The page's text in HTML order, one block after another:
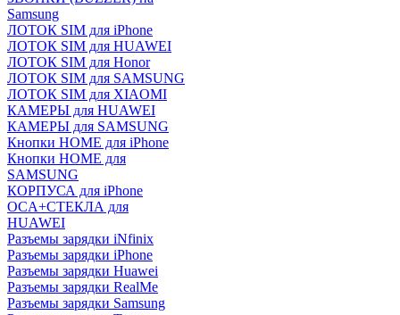
Samsung
ЛОТОК SIM для iPhone
ЛОТОК SIM для HUAWEI
ЛОТОК SIM для Honor
ЛОТОК SIM для SAMSUNG
ЛОТОК SIM для XIAOMI
КАМЕРЫ для HUAWEI
КАМЕРЫ для SAMSUNG
Кнопки HOME для iPhone
Кнопки HOME для
SAMSUNG
КОРПУСА для iPhone
OCA+СТЕКЛА для
HUAWEI
Разъемы зарядки iNfinix
Разъемы зарядки iPhone
Разъемы зарядки Huawei
Разъемы зарядки RealMe
Разъемы зарядки Samsung